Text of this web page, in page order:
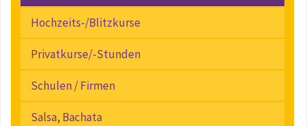
Hochzeits-/Blitzkurse
Privatkurse/-Stunden
Schulen / Firmen
Salsa, Bachata